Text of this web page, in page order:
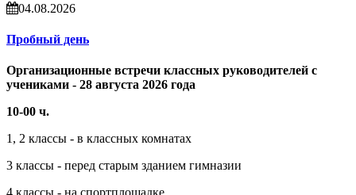
04.08.2026
Пробный день
Организационные встречи классных руководителей с
учениками - 28 августа 2026 года
10-00 ч.
1, 2 классы - в классных комнатах
3 классы - перед старым зданием гимназии
4 классы - на спортплощадке